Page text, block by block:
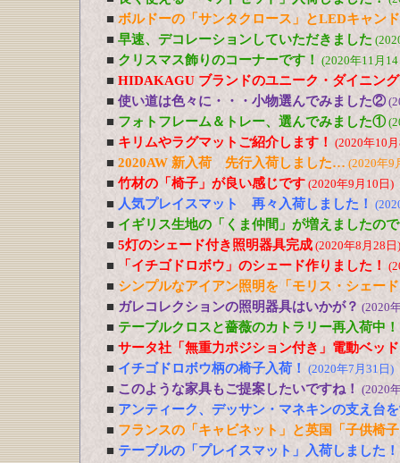
■ ボルドーの「サンタクロース」とLEDキャン
■ 早速、デコレーションしていただきました
■ クリスマス飾りのコーナーです！ (2020年11月
■ HIDAKAGU ブランドのユニーク・ダイニン
■ 使い道は色々に・・・小物選んでみました②
■ フォトフレーム＆トレー、選んでみました①
■ キリムやラグマットご紹介します！ (2020年10
■ 2020AW 新入荷 先行入荷しました… (2020年9
■ 竹材の「椅子」が良い感じです (2020年9月10日)
■ 人気プレイスマット 再々入荷しました！
■ イギリス生地の「くま仲間」が増えましたの
■ 5灯のシェード付き照明器具完成 (2020年8月28日)
■ 「イチゴドロボウ」のシェード作りました！
■ シンプルなアイアン照明を「モリス・シェー
■ ガレコレクションの照明器具はいかが？ (2020
■ テーブルクロスと薔薇のカトラリー再入荷中！
■ サータ社「無重力ポジション付き」電動ベッ
■ イチゴドロボウ柄の椅子入荷！ (2020年7月31日)
■ このような家具もご提案したいですね！ (2020
■ アンティーク、デッサン・マネキンの支え台
■ フランスの「キャビネット」と英国「子供椅
■ テーブルの「プレイスマット」入荷しました！